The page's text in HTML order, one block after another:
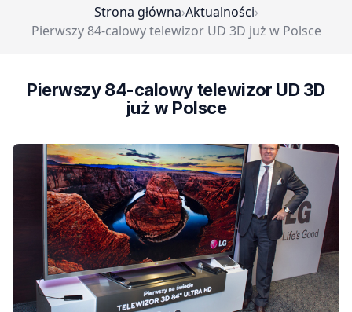
Strona główna›Aktualności›
Pierwszy 84-calowy telewizor UD 3D już w Polsce
Pierwszy 84-calowy telewizor UD 3D
już w Polsce